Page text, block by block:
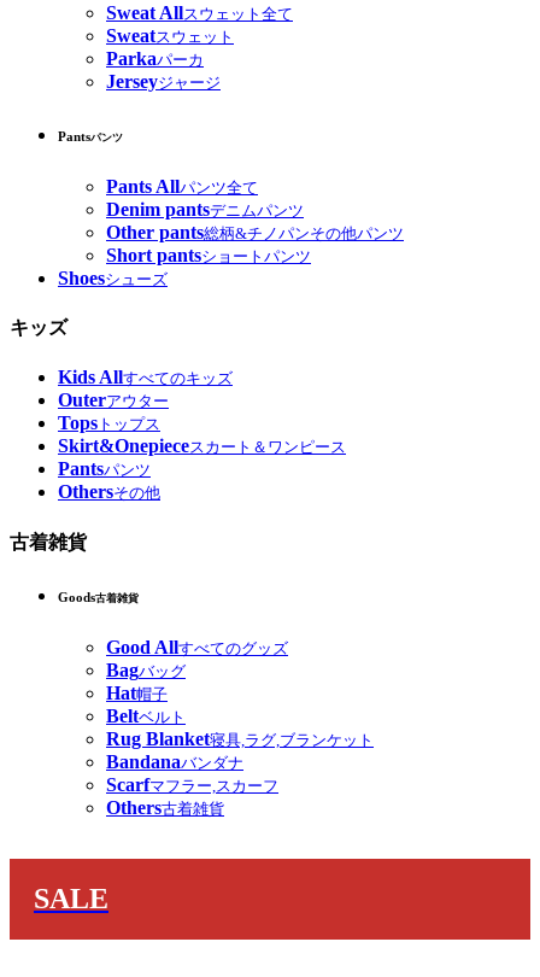
Sweat Allスウェット全て
Sweatスウェット
Parkaパーカ
Jerseyジャージ
Pantsパンツ
Pants Allパンツ全て
Denim pantsデニムパンツ
Other pants総柄&チノパンその他パンツ
Short pantsショートパンツ
Shoesシューズ
キッズ
Kids Allすべてのキッズ
Outerアウター
Tops トップス
Skirt&Onepieceスカート＆ワンピース
Pantsパンツ
Othersその他
古着雑貨
Goods古着雑貨
Good Allすべてのグッズ
Bagバッグ
Hat帽子
Beltベルト
Rug Blanket寝具,ラグ,ブランケット
Bandanaバンダナ
Scarfマフラー,スカーフ
Others古着雑貨
SALE